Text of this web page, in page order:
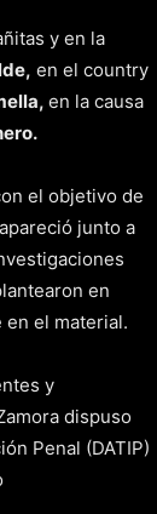
y en la
, en el country
en la causa
el objetivo de
junto a
en
en el material.
y
dispuso
Penal (DATIP)